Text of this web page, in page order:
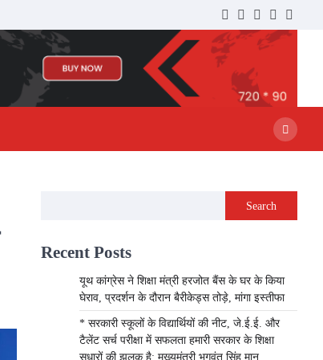
Twitter
Facebook
LinkedIn
Instagram
Search
Recent Posts
यूथ कांग्रेस ने शिक्षा मंत्री हरजोत बैंस के घर के किया
घेराव, प्रदर्शन के दौरान बैरीकेड्स तोड़े, मांगा इस्तीफा
* सरकारी स्कूलों के विद्यार्थियों की नीट, जे.ई.ई. और
टैलेंट सर्च परीक्षा में सफलता हमारी सरकार के शिक्षा
सुधारों की झलक है: मुख्यमंत्री भगवंत सिंह मान